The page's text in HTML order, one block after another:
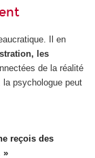
Il en
les
de la réalité
psychologue peut
reçois des
»